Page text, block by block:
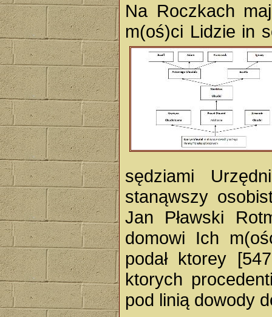
Na Roczkach
m(oś)ci Lidzie in
sędziami
stanąwszy
Jan Pławski
domowi Ich
podał ktorey
ktorych
pod linią dowody